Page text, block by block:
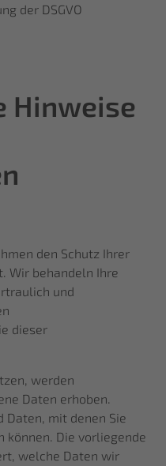
der DSGVO
Hinweise
den Schutz Ihrer
Wir behandeln Ihre
und
dieser
werden
Daten erhoben.
Daten, mit denen Sie
Die vorliegende
welche Daten wir